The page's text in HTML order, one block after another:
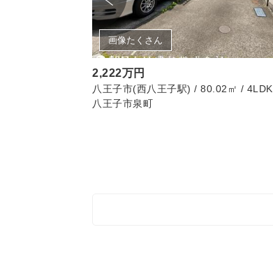
画像たくさん
2,222万円
八王子市(西八王子駅) / 80.02㎡ / 4LDK
八王子市泉町